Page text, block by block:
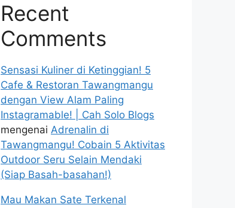
Recent
Comments
Sensasi Kuliner di Ketinggian! 5
Cafe & Restoran Tawangmangu
dengan View Alam Paling
Instagramable! | Cah Solo Blogs
mengenai Adrenalin di
Tawangmangu! Cobain 5 Aktivitas
Outdoor Seru Selain Mendaki
(Siap Basah-basahan!)
Mau Makan Sate Terkenal